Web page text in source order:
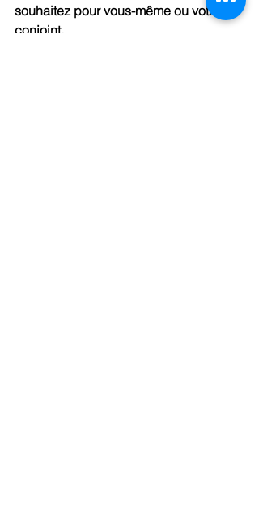
souhaitez pour vous-même ou votre
conjoint.